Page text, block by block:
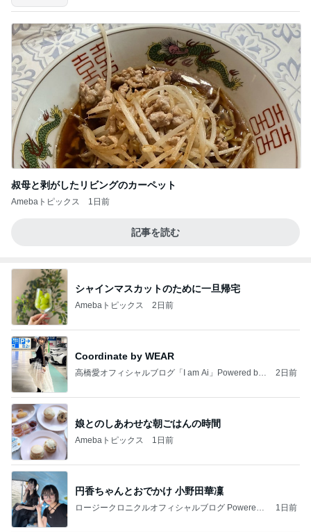
叔母と剥がしたリビングのカーペット
Amebaトピックス 1日前
記事を読む
シャインマスカットのために一旦帰宅
Amebaトピックス 2日前
Coordinate by WEAR
高橋愛オフィシャルブログ「I am Ai」Powered by
2日前
娘とのしあわせな朝ごはんの時間
Amebaトピックス 1日前
円香ちゃんとおでかけ 小野田華凜
ロージークロニクルオフィシャルブログ Powered
1日前